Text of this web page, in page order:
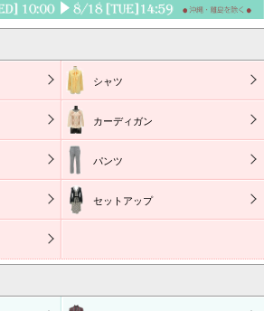
シャツ
カーディガン
パンツ
セットアップ